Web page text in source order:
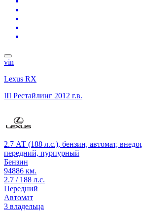
vin
Lexus RX
III Рестайлинг 2012 г.в.
2.7 АТ (188 л.с.), бензин, автомат,
передний, пурпурный
Бензин
94886 км.
2.7 / 188 л.с.
Передний
Автомат
3 владельца